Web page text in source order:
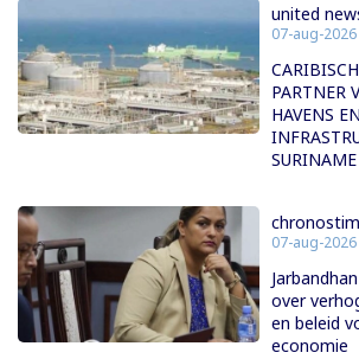
united
07-aug-
PARTNER
HAVENS
07-aug-
over
en beleid
economie